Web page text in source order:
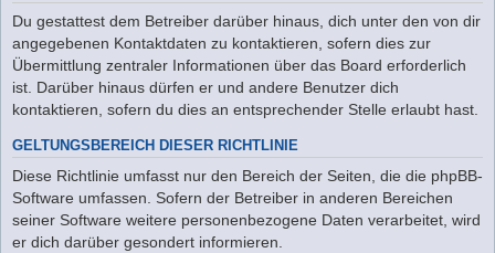
Du gestattest dem Betreiber darüber hinaus, dich unter den von dir
angegebenen Kontaktdaten zu kontaktieren, sofern dies zur
Übermittlung zentraler Informationen über das Board erforderlich
ist. Darüber hinaus dürfen er und andere Benutzer dich
kontaktieren, sofern du dies an entsprechender Stelle erlaubt hast.
GELTUNGSBEREICH DIESER RICHTLINIE
Diese Richtlinie umfasst nur den Bereich der Seiten, die die phpBB-
Software umfassen. Sofern der Betreiber in anderen Bereichen
seiner Software weitere personenbezogene Daten verarbeitet, wird
er dich darüber gesondert informieren.